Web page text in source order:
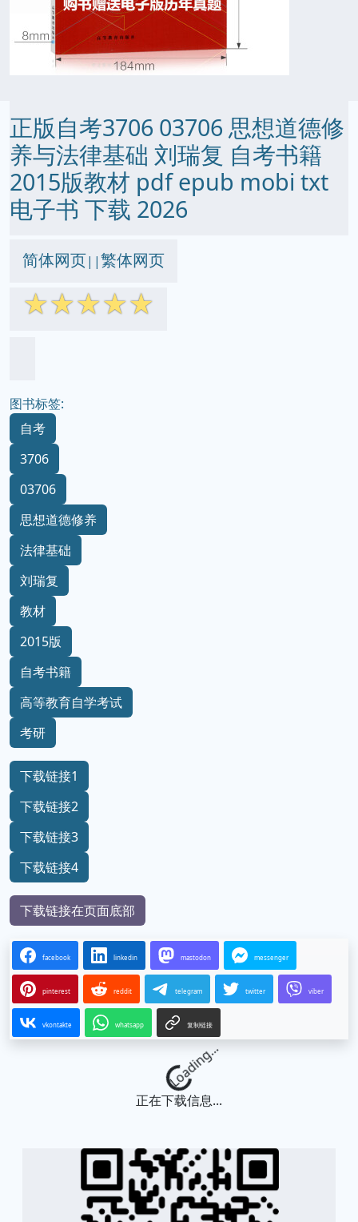
正版自考3706 03706 思想道德修
养与法律基础 刘瑞复 自考书籍
2015版教材 pdf epub mobi txt
电子书 下载 2026
简体网页||繁体网页
☆☆☆☆☆
图书标签:
自考
3706
03706
思想道德修养
法律基础
刘瑞复
教材
2015版
自考书籍
高等教育自学考试
考研
下载链接1
下载链接2
下载链接3
下载链接4
下载链接在页面底部
facebook linkedin mastodon messenger
pinterest reddit telegram twitter viber
vkontakte whatsapp 复制链接
Loading...
正在下载信息...